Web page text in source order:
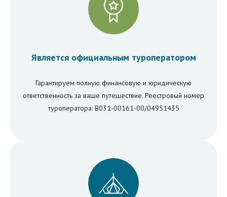
Является официальным туроператором
Гарантируем полную финансовую и юридическую
ответственность за ваше путешествие. Реестровый номер
туроператора: В031-00161-00/04951435